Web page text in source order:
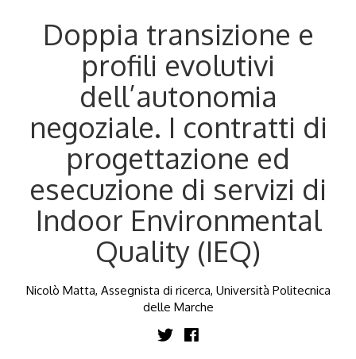
Doppia transizione e
profili evolutivi
dell’autonomia
negoziale. I contratti di
progettazione ed
esecuzione di servizi di
Indoor Environmental
Quality (IEQ)
Nicolò Matta, Assegnista di ricerca, Università Politecnica
delle Marche